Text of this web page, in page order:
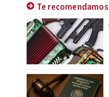
Te recomendamos